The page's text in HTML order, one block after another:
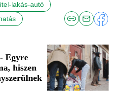
lakás-autó
Egyre
hiszen